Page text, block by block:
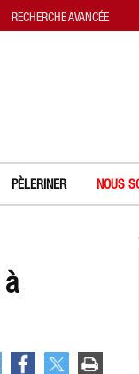
PÈLERINER NOUS
RECHERCHE AVANCÉE